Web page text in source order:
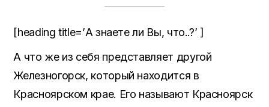
[heading title=’А знаете ли Вы, что..?’ ]
А что же из себя представляет другой
Железногорск, который находится в
Красноярском крае. Его называют Красноярск